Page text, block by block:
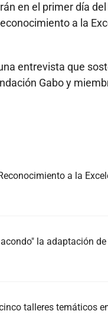
en el primer día
a la
entrevista que
Gabo y
a la
la adaptación
talleres temáticos